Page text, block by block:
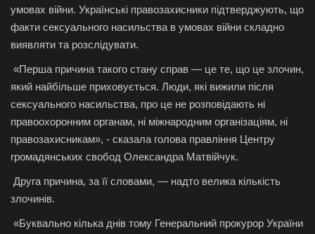
Відео
Мова
English Ukraine
умовах війни. Українські правозахисники підтверджують, що
факти сексуального насильства в умовах війни складно
виявляти та розслідувати.
«Перша причина такого стану справ — це те, що це злочин,
який найбільше приховується. Люди, які вижили після
сексуального насильства, про це не розповідають ні
правоохоронним органам, ні міжнародним організаціям, ні
правозахисникам», - сказала голова правління Центру
громадянських свобод Олександра Матвійчук.
Друга причина, за її словами, — надто велика кількість
злочинів.
«Буквально кілька днів тому Генеральний прокурор України